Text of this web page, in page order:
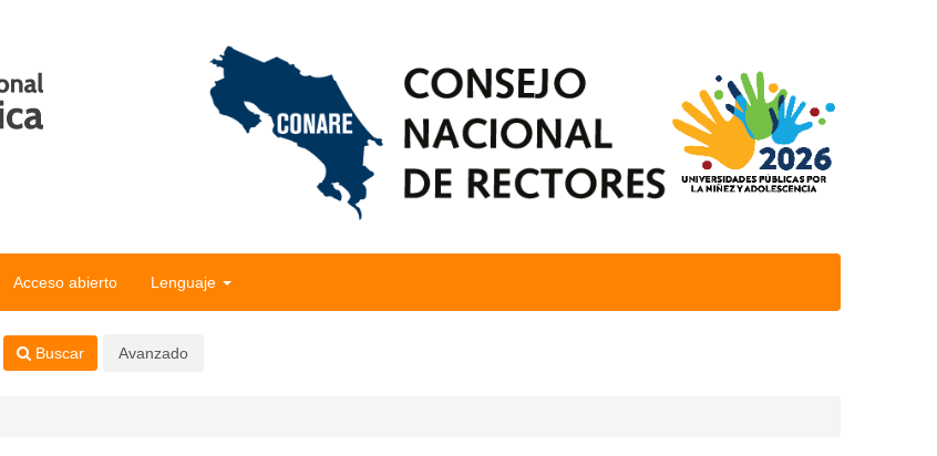
Acceso abierto Lenguaje
Buscar Avanzado